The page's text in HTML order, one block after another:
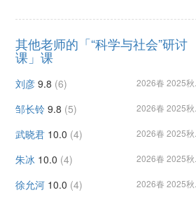
其他老师的「“科学与社会”研讨
课」课
刘彦 9.8 (6) 2026春 2025秋...
邹长铃 9.8 (5) 2026春 2025秋...
武晓君 10.0 (4) 2026春 2025秋...
朱冰 10.0 (4) 2026春 2025秋...
徐允河 10.0 (4) 2026春 2025秋...